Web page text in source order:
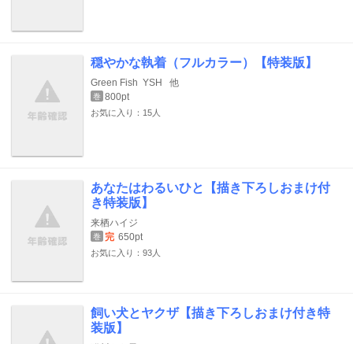
穏やかな執着（フルカラー）【特装版】
Green Fish YSH 他
巻 800pt
お気に入り：15人
あなたはわるいひと【描き下ろしおまけ付
き特装版】
来栖ハイジ
巻 完 650pt
お気に入り：93人
飼い犬とヤクザ【描き下ろしおまけ付き特
装版】